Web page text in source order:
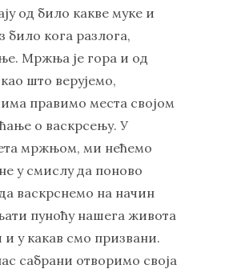
од било какве муке и
било кога разлога,
Мржња је гора и од
што верујемо,
правимо места својом
о васкрсењу. У
мржњом, ми нећемо
у смислу да поново
васкрснемо на начин
пуноћу нашега живота
и у какав смо призвани.
сабрани отворимо своја